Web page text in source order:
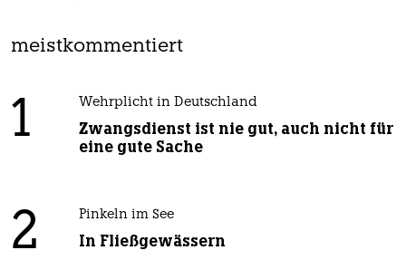
meistkommentiert
1 Wehrplicht in Deutschland
Zwangsdienst ist nie gut, auch nicht für
eine gute Sache
2 Pinkeln im See
In Fließgewässern